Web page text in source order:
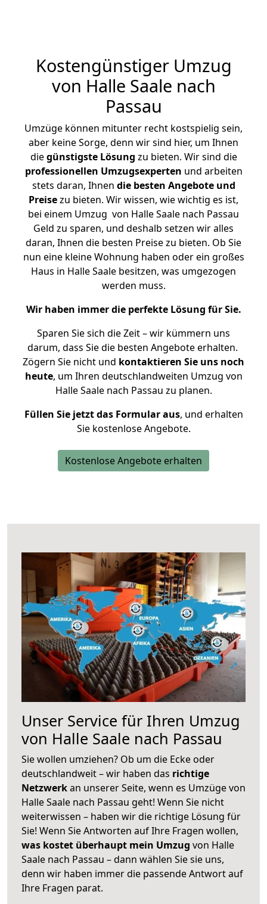
Kostengünstiger Umzug
von Halle Saale nach
Passau
Umzüge können mitunter recht kostspielig sein,
aber keine Sorge, denn wir sind hier, um Ihnen
diegünstigste Lösung zu bieten. Wir sind die
professionellen Umzugsexperten und arbeiten
stets daran, Ihnen die besten Angebote und
Preisezu bieten. Wir wissen, wie wichtig es ist,
bei einem Umzug von Halle Saale nach Passau
Geld zu sparen, und deshalb setzen wir alles
daran, Ihnen die besten Preise zu bieten. Ob Sie
nun eine kleine Wohnung haben oder ein großes
Haus in Halle Saale besitzen, was umgezogen
werden muss.
Wir haben immer die perfekte Lösung für Sie.
Sparen Sie sich die Zeit – wir kümmern uns
darum, dass Sie die besten Angebote erhalten.
Zögern Sie nicht und kontaktieren Sie uns noch
heute, um Ihren deutschlandweiten Umzug von
Halle Saale nach Passau zu planen.
Füllen Sie jetzt das Formular aus, und erhalten
Sie kostenlose Angebote.
Kostenlose Angebote erhalten
Unser Service für Ihren Umzug
von Halle Saale nach Passau
Sie wollen umziehen? Ob um die Ecke oder
deutschlandweit – wir haben das richtige
Netzwerkan unserer Seite, wenn es Umzüge von
Halle Saale nach Passau geht! Wenn Sie nicht
weiterwissen – haben wir die richtige Lösung für
Sie! Wenn Sie Antworten auf Ihre Fragen wollen,
was kostet überhaupt mein Umzug von Halle
Saale nach Passau – dann wählen Sie sie uns,
denn wir haben immer die passende Antwort auf
Ihre Fragen parat.